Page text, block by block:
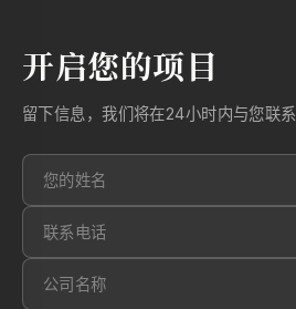
开启您的项目
留下信息，我们将在24小时内与您联系